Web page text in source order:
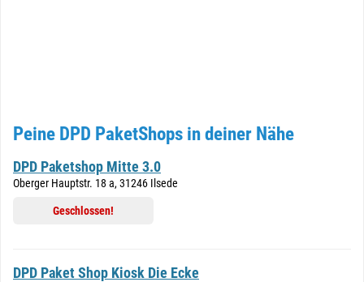
Peine DPD PaketShops in deiner Nähe
DPD Paketshop Mitte 3.0
Oberger Hauptstr. 18 a, 31246 Ilsede
Geschlossen!
DPD Paket Shop Kiosk Die Ecke